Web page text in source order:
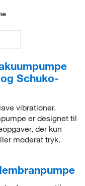
Schuko-
vibrationer.
er designet til
der kun
moderat tryk.